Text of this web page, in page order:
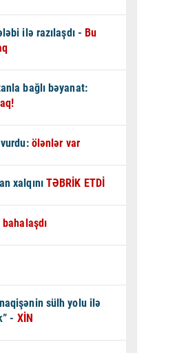
ilə razılaşdı - Bu
bağlı bəyanat:
ölənlər var
xalqınıTƏBRİK ETDİ
bahalaşdı
sülh yolu ilə
- XİN